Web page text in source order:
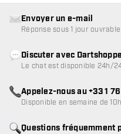
Questions fréquemment
Envoyer un e-mail
Réponse sous 1 jour ouvrable
Discuter avec
Le chat est disponible 24h/
Appelez-nous au +33 1
Disponible en semaine de